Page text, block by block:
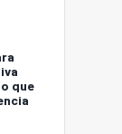
que